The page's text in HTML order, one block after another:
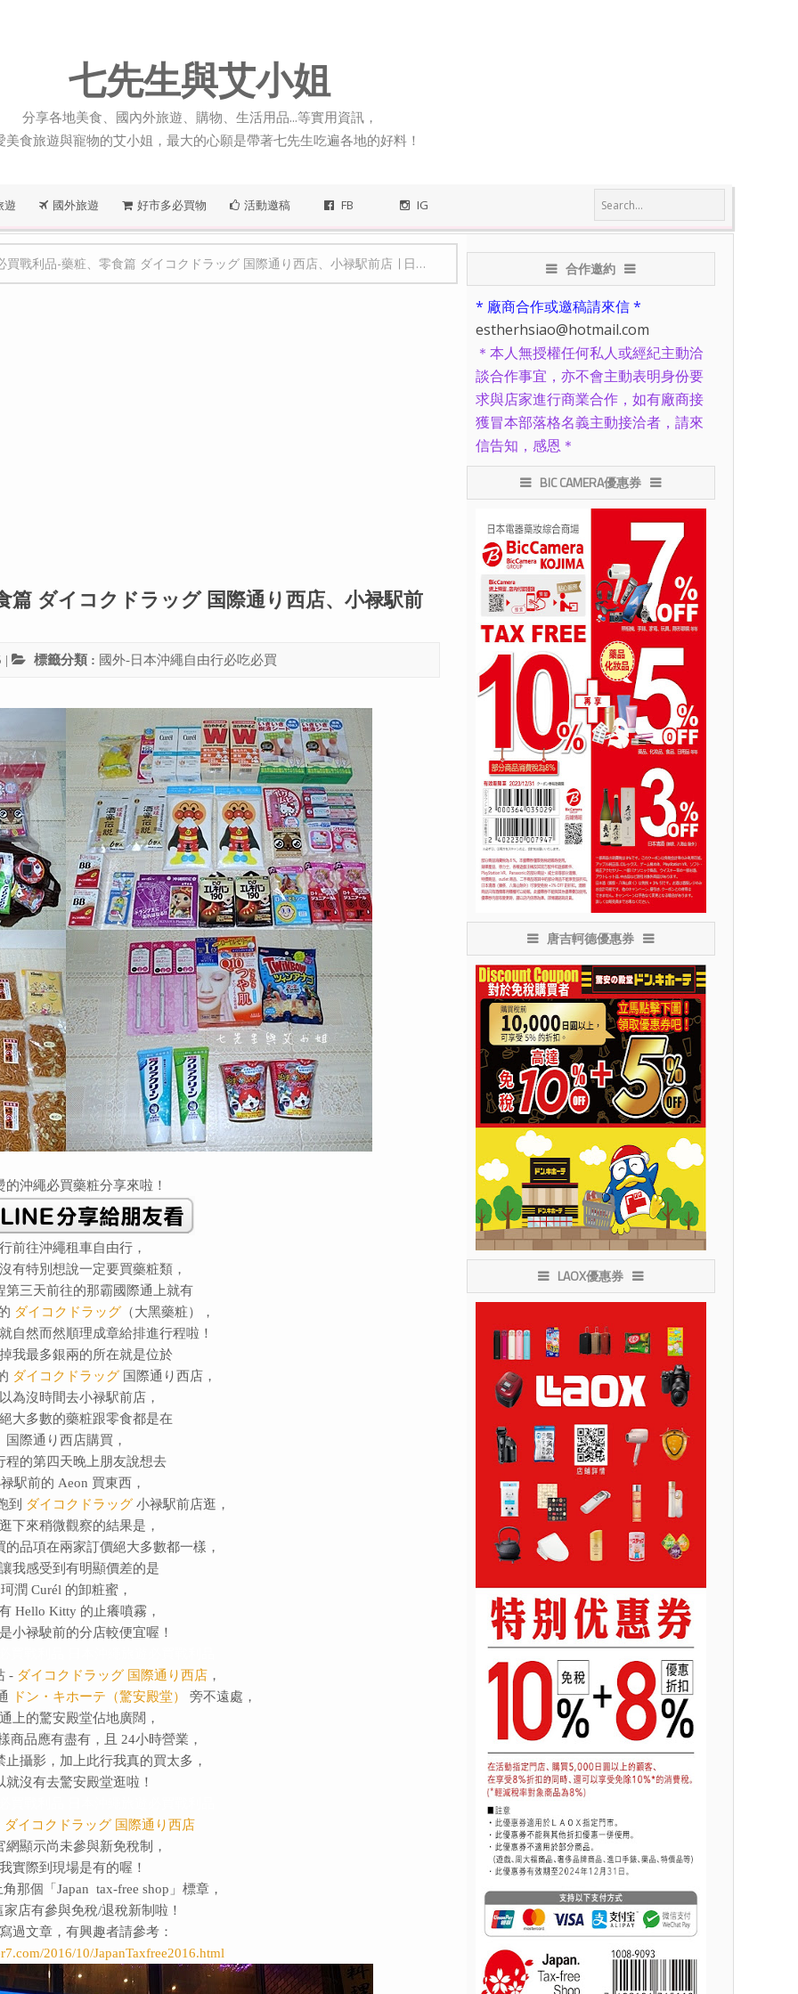
七先生與艾小姐
分享各地美食、國內外旅遊、購物、生活用品...等實用資訊，
美食旅遊與寵物的艾小姐，最大的心願是帶著七先生吃遍各地的好料！
遊 國外旅遊 好市多必買物 活動邀稿 FB IG
利品-藥粧、零食篇 ダイコクドラッグ 国際通り西店、小禄駅前店 ∣ 日本沖繩自助旅行
篇 ダイコクドラッグ 国際通り西店、小禄駅前
| 標籤分類 : 國外-日本沖繩自由行必吃必買
的沖繩必買藥粧分享來啦！
前往沖繩租車自由行，
有特別想說一定要買藥粧類，
第三天前往的那霸國際通上就有
ダイコクドラッグ （大黑藥粧），
自然而然順理成章給排進行程啦！
我最多銀兩的所在就是位於
ダイコクドラッグ 国際通り西店，
為沒時間去小禄駅前店，
大多數的藥粧跟零食都是在
国際通り西店購買，
程的第四天晚上朋友說想去
駅前的 Aeon 買東西，
到
ダイコクドラッグ 小禄駅前店逛，
下來稍微觀察的結果是，
的品項在兩家訂價絕大多數都一樣，
我感受到有明顯價差的是
珂潤 Curél 的卸粧蜜，
Hello Kitty 的止癢噴霧，
小禄駛前的分店較便宜喔！
- ダイコクドラッグ 国際通り西店，
ドン・キホーテ（驚安殿堂）
旁不遠處，
上的驚安殿堂佔地廣闊，
商品應有盡有，且 24小時營業，
止攝影，加上此行我真的買太多，
就沒有去驚安殿堂逛啦！
ダイコクドラッグ 国際通り西店
網顯示尚未參與新免稅制，
實際到現場是有的喔！
那個「Japan tax-free shop」標章，
店有參與免稅/退稅新制啦！
過文章，有興趣者請參考：
2016/10/JapanTaxfree2016.html
合作邀約
* 廠商合作或邀稿請來信 *
estherhsiao@hotmail.com
＊本人無授權任何私人或經紀主動洽
談合作事宜，亦不會主動表明身份要
求與店家進行商業合作，如有廠商接
獲冒本部落格名義主動接洽者，請來
信告知，感恩＊
BIC CAMERA優惠券
唐吉軻德優惠券
LAOX優惠券